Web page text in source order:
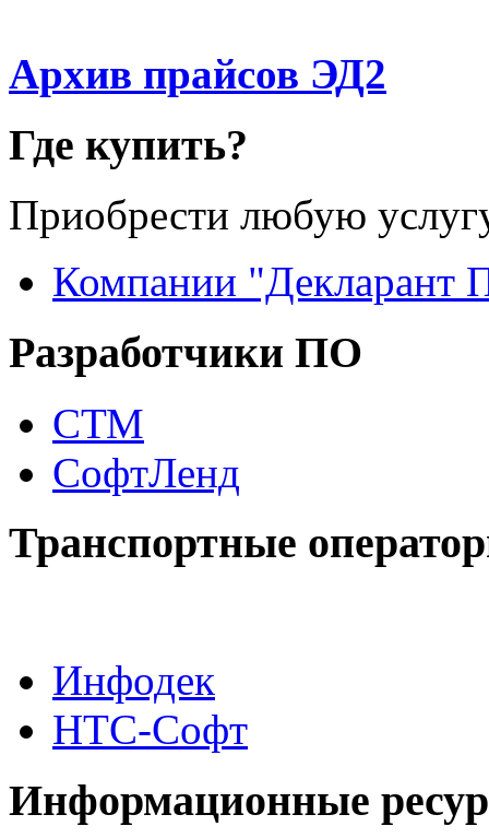
Архив прайсов ЭД2
Где купить?
Приобрести любую
Компании "Декларант
Разработчики ПО
СТМ
СофтЛенд
Транспортные
Инфодек
НТС-Софт
Информационные